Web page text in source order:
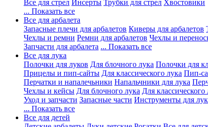
Все для стрел Инсерты Трубки для стрел Хвостовики
... Показать все
Все для арбалета
Запасные плечи для арбалетов Киверы для арбалетов
Чехлы и ремни Ремни для арбалетов Чехлы и
Запчасти для арбалета ... Показать все
Все для лука
Полочки для луков Для блочного лука Полочки для
Прицелы и пип-сайты Для классического лука Пип-
Перчатки и напалечьники Напальчники для лука
Чехлы и кейсы Для блочного лука Для классического
Уход и запчасти Запасные части Инструменты для
... Показать все
Все для детей